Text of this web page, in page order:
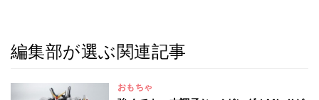
編集部が選ぶ関連記事
おもちゃ